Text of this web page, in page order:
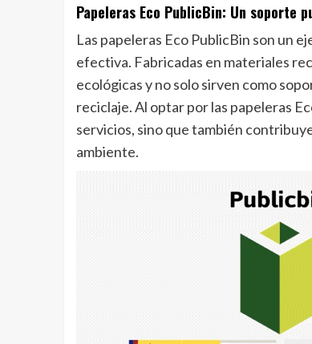
Papeleras Eco PublicBin: Un
Las papeleras Eco PublicBin son un
efectiva. Fabricadas en materiales
ecológicas y no solo sirven como
reciclaje. Al optar por las papeleras
servicios, sino que también
ambiente.